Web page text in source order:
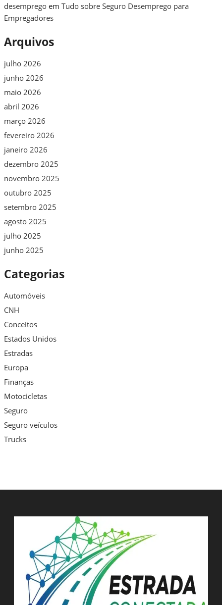
desemprego em Tudo sobre Seguro Desemprego para
Empregadores
Arquivos
julho 2026
junho 2026
maio 2026
abril 2026
março 2026
fevereiro 2026
janeiro 2026
dezembro 2025
novembro 2025
outubro 2025
setembro 2025
agosto 2025
julho 2025
junho 2025
Categorias
Automóveis
CNH
Conceitos
Estados Unidos
Estradas
Europa
Finanças
Motocicletas
Seguro
Seguro veículos
Trucks